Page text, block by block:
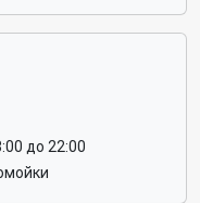
до 22:00